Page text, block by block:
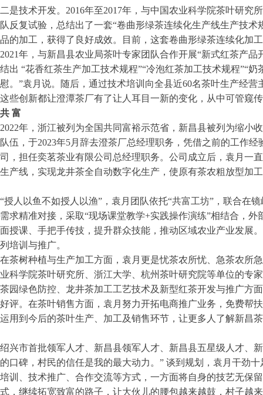
二是技术开发。2016年至2017年，与中国农业科学院茶叶研
队反复试验，总结出了一套“卷曲形绿茶连续化生产线生产技
品的加工，获得了良好成效。目前，这套卷曲形绿茶连续化加
2021年，与新昌县农业局茶叶专家团队合作开展“新式红茶产
结出 “花香红茶生产加工技术规程”“冷泡红茶加工技术规程”“
慰。”袁月说。随后，通过技术培训向全县近60名茶叶生产经
这些创新都让澄潭茶厂有了让人耳目一新的变化，从中可管窥
共 富
2022年，浙江被列为全国共同富裕示范省，新昌县被列为缩小
队伍，于2023年5月辞去澄茶厂总经理职务，凭借之前的工作
司，担任奕茗茶业有限公司总经理职务。公司成立后，袁月一
生产线，实现龙井茶全自动数字化生产，使原有茶农粗放型加
“授人以鱼不如授人以渔”，袁月团队依托“共富工坊”，联合在
需求精准对接，采取“现场课堂教学+实践操作演练”相结合，
面授课、手把手传技，提升群众技能，推动区域农业产业发展
列培训与推广。
在茶树种植与生产加工方面，袁月更是忧茶农所忧、急茶农所
业科学院茶叶研究所、浙江大学、杭州茶叶研究院等单位的专
茶园绿色防控、龙井茶加工工艺技术及新型红茶开发与推广方
好评。在茶叶销售方面，袁月努力开拓电商推广业务，免费帮
运用到今后的茶叶生产、加工及销售环节，让更多人了解新昌
绍兴市首批领军人才、新昌县领军人才、新昌县五星级人才
的口碑，村民的信任是我的最大动力。” 谈到规划，袁月干劲
培训、技术推广、合作交流等方式，一方面将自身的技艺无保
式，继续拓宽致富的路子，让大伙儿的腰包越来越鼓，村子越